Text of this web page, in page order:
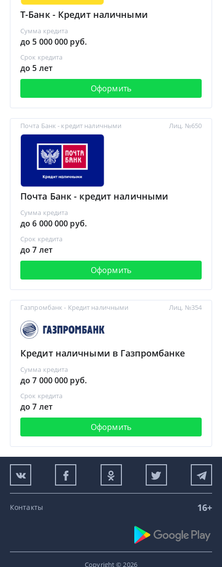
Т-Банк - Кредит наличными
Сумма кредита
до 5 000 000 руб.
Срок кредита
до 5 лет
Оформить
Почта Банк - кредит наличными
Почта Банк - кредит наличными
Сумма кредита
до 6 000 000 руб.
Срок кредита
до 7 лет
Оформить
Лиц. №650
Газпромбанк - Кредит наличными
Кредит наличными в Газпромбанке
Сумма кредита
до 7 000 000 руб.
Срок кредита
до 7 лет
Оформить
Лиц. №354
Контакты 16+
Copyright © 2026